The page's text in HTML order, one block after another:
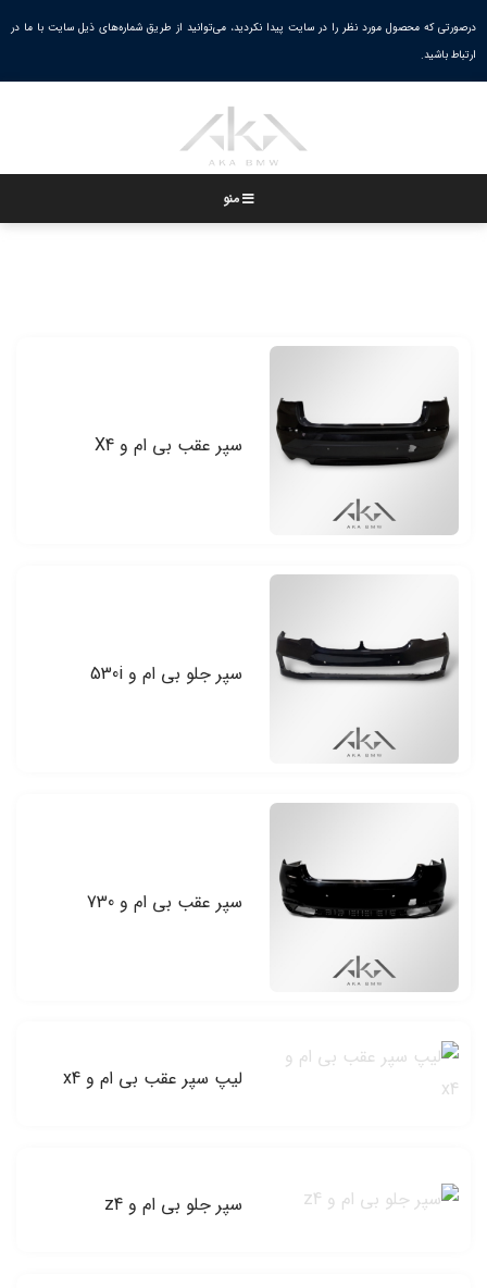
to
content
درصورتی که محصول مورد نظر را در سایت پیدا نکردید، می‌توانید از طریق شماره‌های ذیل سایت با ما در
ارتباط باشید.
منو
خانه / بدنه خودرو / سپر بی ام و
سپر عقب بی ام و X4
سپر جلو بی ام و 530i
سپر عقب بی ام و 730
لیپ سپر عقب بی ام و x4
سپر جلو بی ام و z4